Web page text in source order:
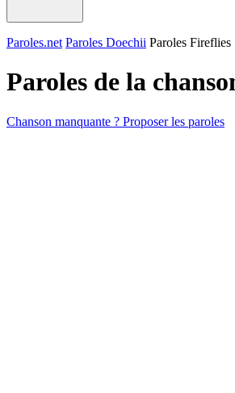
Paroles.net Paroles Doechii Paroles Fireflies
Paroles de la
Chanson manquante ? Proposer les paroles